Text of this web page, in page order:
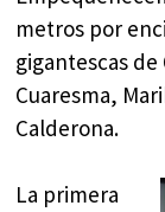
metros por
gigantescas
Cuaresma,
Calderona.
La primera